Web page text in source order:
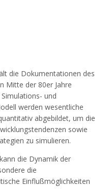
die Dokumentationen des
Mitte der 80er Jahre
und
werden wesentliche
abgebildet, um die
sowie
zu simulieren.
die Dynamik der
die
Einflußmöglichkeiten